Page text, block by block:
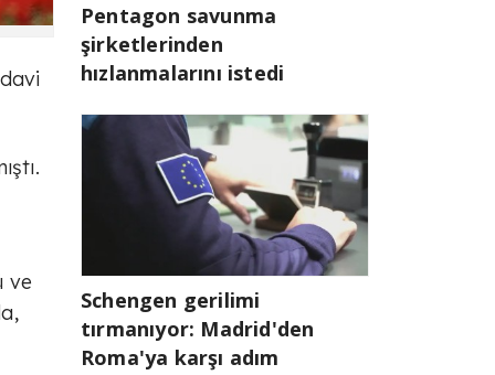
ve
Pentagon savunma
şirketlerinden
hızlanmalarını istedi
Schengen gerilimi
tırmanıyor: Madrid'den
Roma'ya karşı adım